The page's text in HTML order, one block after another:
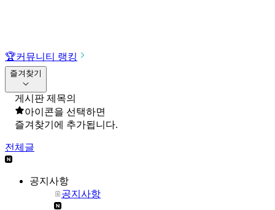
🏆커뮤니티 랭킹
즐겨찾기
게시판 제목의
아이콘을 선택하면
즐겨찾기에 추가됩니다.
전체글
공지사항
공지사항